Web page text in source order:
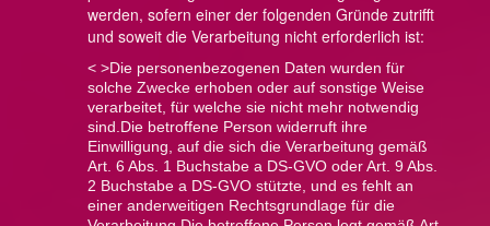
werden, sofern einer der folgenden Gründe zutrifft
und soweit die Verarbeitung nicht erforderlich ist:
< >Die personenbezogenen Daten wurden für
solche Zwecke erhoben oder auf sonstige Weise
verarbeitet, für welche sie nicht mehr notwendig
sind.Die betroffene Person widerruft ihre
Einwilligung, auf die sich die Verarbeitung gemäß
Art. 6 Abs. 1 Buchstabe a DS-GVO oder Art. 9 Abs.
2 Buchstabe a DS-GVO stützte, und es fehlt an
einer anderweitigen Rechtsgrundlage für die